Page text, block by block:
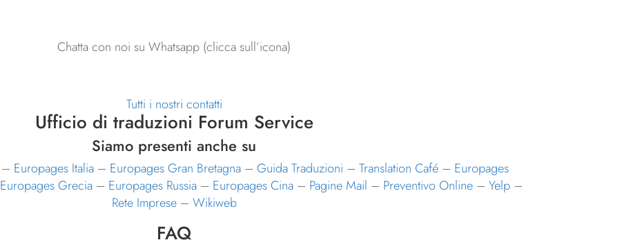
Chatta con noi su Whatsapp (clicca sull’icona)
Tutti i nostri contatti
Ufficio di traduzioni Forum Service
Siamo presenti anche su
– Europages Italia – Europages Gran Bretagna – Guida Traduzioni – Translation Café – Europages
Europages Grecia – Europages Russia – Europages Cina – Pagine Mail – Preventivo Online – Yelp –
Rete Imprese– Wikiweb
FAQ